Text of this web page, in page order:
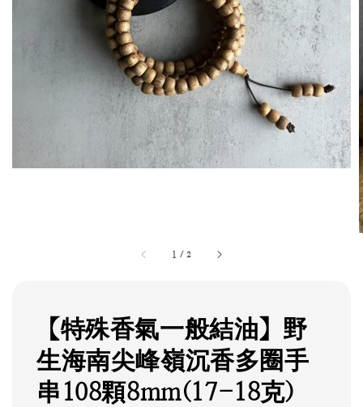
1 /2
【特殊香氣一般結油】野
生海南尖峰嶺沉香多圈手
串108顆8mm(17-18克)